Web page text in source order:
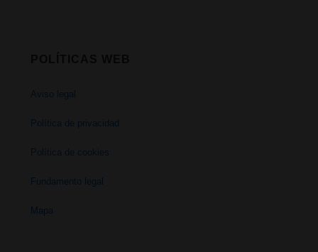
Aviso legal
Política de privacidad
Política de cookies
Fundamento legal
Mapa